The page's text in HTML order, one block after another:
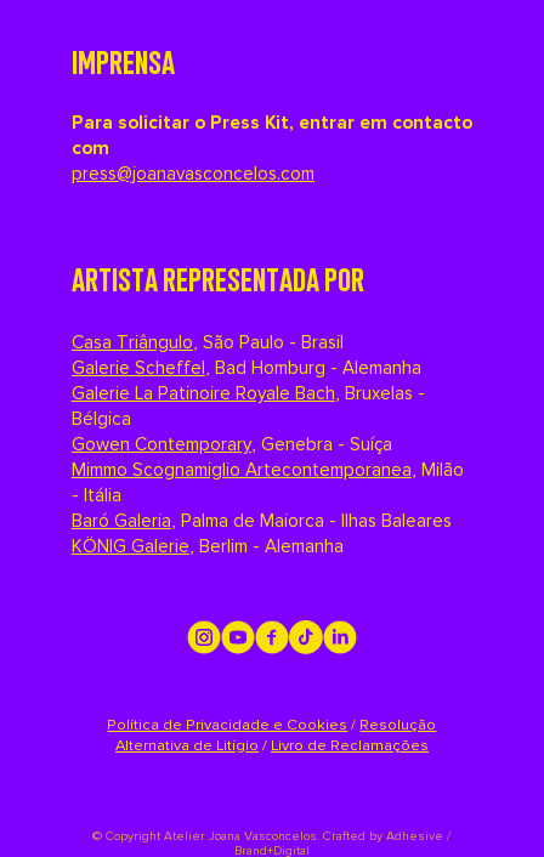
IMPRENSA
Para solicitar o Press Kit, entrar em contacto
com
press@joanavasconcelos.com
ARTISTA REPRESENTADA POR
Casa Triângulo, São Paulo - Brasil
Galerie Scheffel, Bad Homburg - Alemanha
Galerie La Patinoire Royale Bach, Bruxelas -
Bélgica
Gowen Contemporary, Genebra - Suíça
Mimmo Scognamiglio Artecontemporanea, Milão
- Itália
Baró Galeria, Palma de Maiorca - Ilhas Baleares
KÖNIG Galerie, Berlim - Alemanha
Política de Privacidade e Cookies / Resolução
Alternativa de Litígio / Livro de Reclamações
©Copyright Atelier Joana Vasconcelos. Crafted by Adhesive /
Brand+Digital